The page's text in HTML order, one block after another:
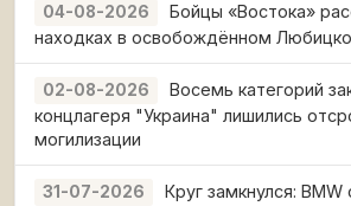
04-08-2026
Бойцы «Востока»
находках в освобождённом
02-08-2026
Восемь категорий
концлагеря "Украина" лишились
могилизации
31-07-2026
Круг замкнулся: